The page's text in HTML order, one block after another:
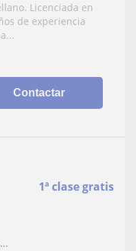
Licenciada en
de experiencia
Contactar
1ª clase gratis